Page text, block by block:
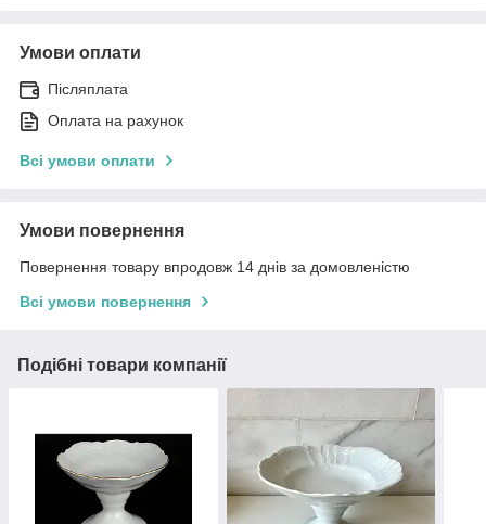
Умови оплати
Післяплата
Оплата на рахунок
Всі умови оплати
Умови повернення
Повернення товару впродовж 14 днів за домовленістю
Всі умови повернення
Подібні товари компанії